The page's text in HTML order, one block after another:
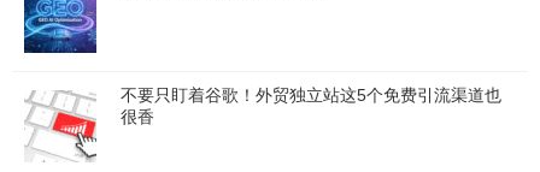
不要只盯着谷歌！外贸独立站这5个免费引流渠道也
很香